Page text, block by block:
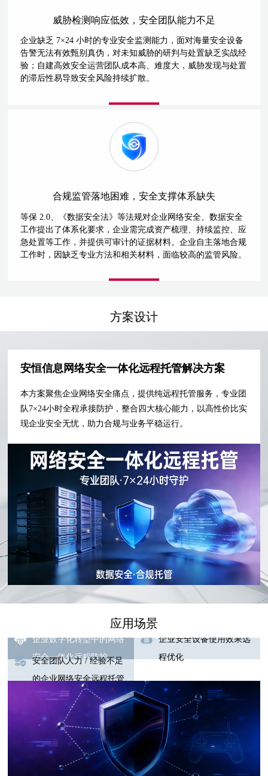
威胁检测响应低效，安全团队能力不足
企业缺乏 7×24 小时的专业安全监测能力，面对海量安全设备
告警无法有效甄别真伪，对未知威胁的研判与处置缺乏实战经
验；自建高效安全运营团队成本高、难度大，威胁发现与处置
的滞后性易导致安全风险持续扩散。
合规监管落地困难，安全支撑体系缺失
等保 2.0、《数据安全法》等法规对企业网络安全、数据安全
工作提出了体系化要求，企业需完成资产梳理、持续监控、应
急处置等工作，并提供可审计的证据材料。企业自主落地合规
工作时，因缺乏专业方法和相关材料，面临较高的监管风险。
方案设计
安恒信息网络安全一体化远程托管解决方案
本方案聚焦企业网络安全痛点，提供纯远程托管服务，专业团
队7×24小时全程承接防护，整合四大核心能力，以高性价比实
现企业安全无忧，助力合规与业务平稳运行。
应用场景
企业数字化转型中的网络
安全一体化远程防护
企业安全设备使用效果远
程优化
安全团队人力 / 经验不足
的企业网络安全远程托管